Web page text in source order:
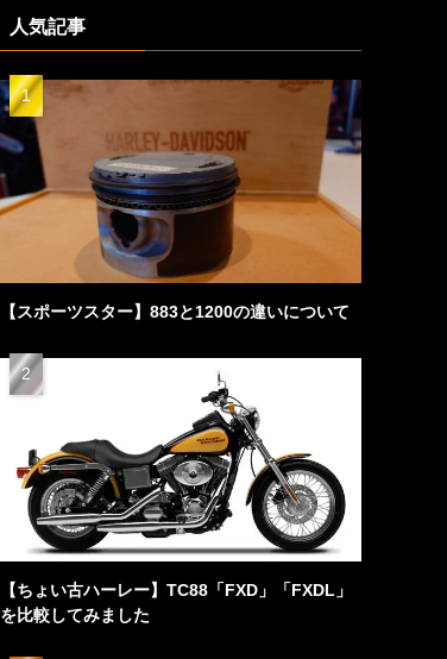
人気記事
【スポーツスター】883と1200の違いについて
【ちょい古ハーレー】TC88「FXD」「FXDL」
を比較してみました